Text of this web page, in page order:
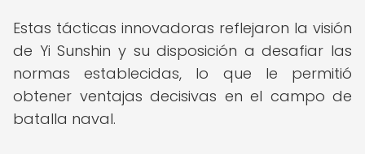
Estas tácticas innovadoras reflejaron la visión
de Yi Sunshin y su disposición a desafiar las
normas establecidas, lo que le permitió
obtener ventajas decisivas en el campo de
batalla naval.